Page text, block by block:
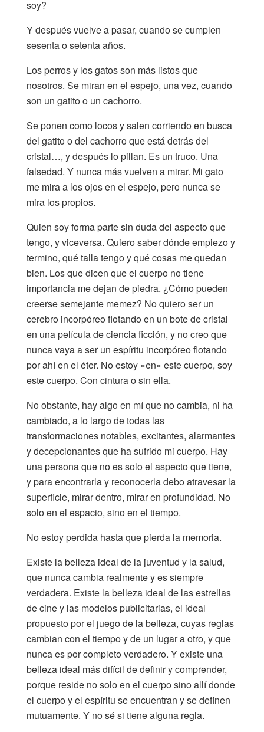
soy?
Y después vuelve a pasar, cuando se cumplen
sesenta o setenta años.
Los perros y los gatos son más listos que
nosotros. Se miran en el espejo, una vez, cuando
son un gatito o un cachorro.
Se ponen como locos y salen corriendo en busca
del gatito o del cachorro que está detrás del
cristal…, y después lo pillan. Es un truco. Una
falsedad. Y nunca más vuelven a mirar. Mi gato
me mira a los ojos en el espejo, pero nunca se
mira los propios.
Quien soy forma parte sin duda del aspecto que
tengo, y viceversa. Quiero saber dónde empiezo y
termino, qué talla tengo y qué cosas me quedan
bien. Los que dicen que el cuerpo no tiene
importancia me dejan de piedra. ¿Cómo pueden
creerse semejante memez? No quiero ser un
cerebro incorpóreo flotando en un bote de cristal
en una película de ciencia ficción, y no creo que
nunca vaya a ser un espíritu incorpóreo flotando
por ahí en el éter. No estoy «en» este cuerpo, soy
este cuerpo. Con cintura o sin ella.
No obstante, hay algo en mí que no cambia, ni ha
cambiado, a lo largo de todas las
transformaciones notables, excitantes, alarmantes
y decepcionantes que ha sufrido mi cuerpo. Hay
una persona que no es solo el aspecto que tiene,
y para encontrarla y reconocerla debo atravesar la
superficie, mirar dentro, mirar en profundidad. No
solo en el espacio, sino en el tiempo.
No estoy perdida hasta que pierda la memoria.
Existe la belleza ideal de la juventud y la salud,
que nunca cambia realmente y es siempre
verdadera. Existe la belleza ideal de las estrellas
de cine y las modelos publicitarias, el ideal
propuesto por el juego de la belleza, cuyas reglas
cambian con el tiempo y de un lugar a otro, y que
nunca es por completo verdadero. Y existe una
belleza ideal más difícil de definir y comprender,
porque reside no solo en el cuerpo sino allí donde
el cuerpo y el espíritu se encuentran y se definen
mutuamente. Y no sé si tiene alguna regla.